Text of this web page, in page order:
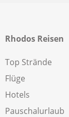
Rhodos Reisen
Top Strände
Flüge
Hotels
Pauschalurlaub